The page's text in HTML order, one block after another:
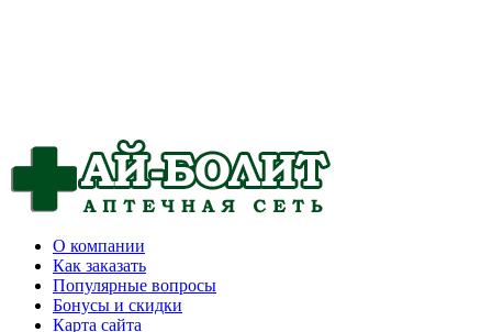
О компании
Как заказать
Популярные вопросы
Бонусы и скидки
Карта сайта